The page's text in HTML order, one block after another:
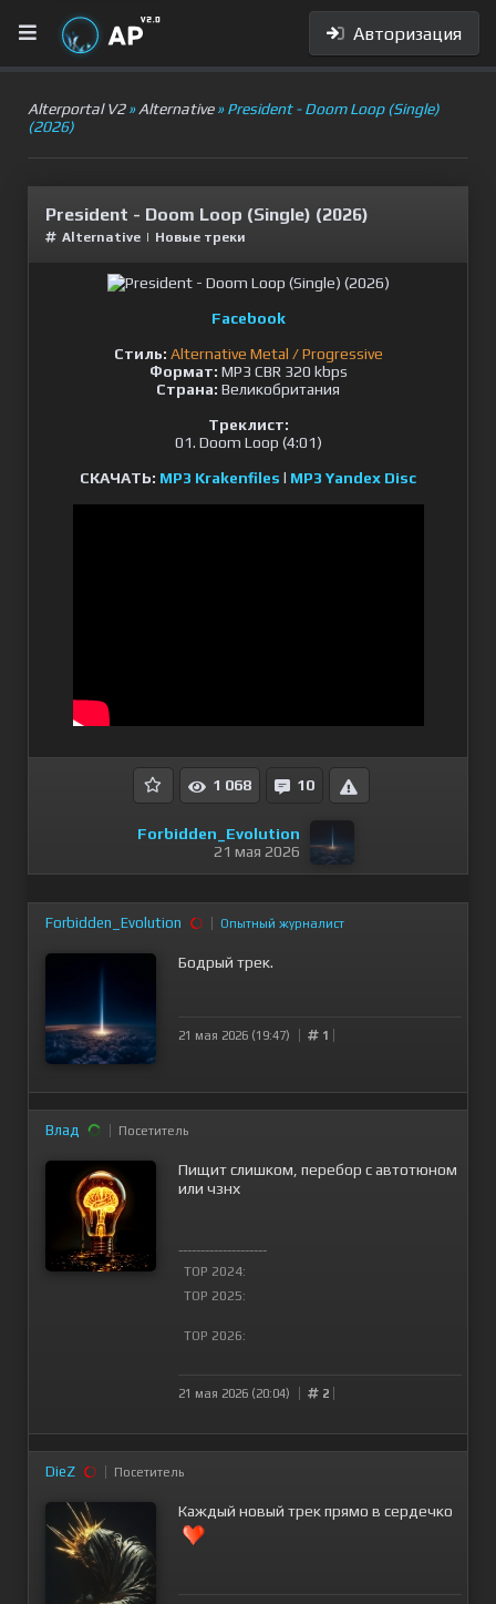
Авторизация
Alterportal V2»Alternative» President - Doom Loop (Single)
(2026)
President - Doom Loop (Single) (2026)
Alternative | Новые треки
Facebook
Стиль: Alternative Metal / Progressive
Формат: MP3 CBR 320 kbps
Страна: Великобритания
Треклист:
01. Doom Loop (4:01)
СКАЧАТЬ: MP3 Krakenfiles l MP3 Yandex Disc
1 068 10
Forbidden_Evolution
21 мая 2026
Forbidden_Evolution Опытный журналист
Бодрый трек.
21 мая 2026 (19:47) 1
Влад Посетитель
Пищит слишком, перебор с автотюном
или чзнх
--------------------
TOP 2024:
TOP 2025:
TOP 2026:
21 мая 2026 (20:04) 2
DieZ Посетитель
Каждый новый трек прямо в сердечко